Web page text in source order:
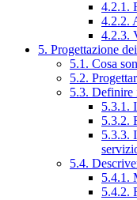
4.2.1.
4.2.2.
4.2.3.
5. Progettazione
5.1. Cosa
5.2.
5.3. Definire
5.3.1.
5.3.2.
5.3.3.
5.4.
5.4.1.
5.4.2.